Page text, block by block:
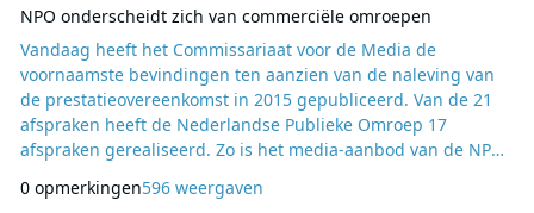
NPO onderscheidt zich van commerciële omroepen
Vandaag heeft het Commissariaat voor de Media de
voornaamste bevindingen ten aanzien van de naleving van
de prestatieovereenkomst in 2015 gepubliceerd. Van de 21
afspraken heeft de Nederlandse Publieke Omroep 17
afspraken gerealiseerd. Zo is het media-aanbod van de NPO
de RTL- en SBS-zenders. Onderscheidend aanbod De
0 opmerkingen596 weergaven